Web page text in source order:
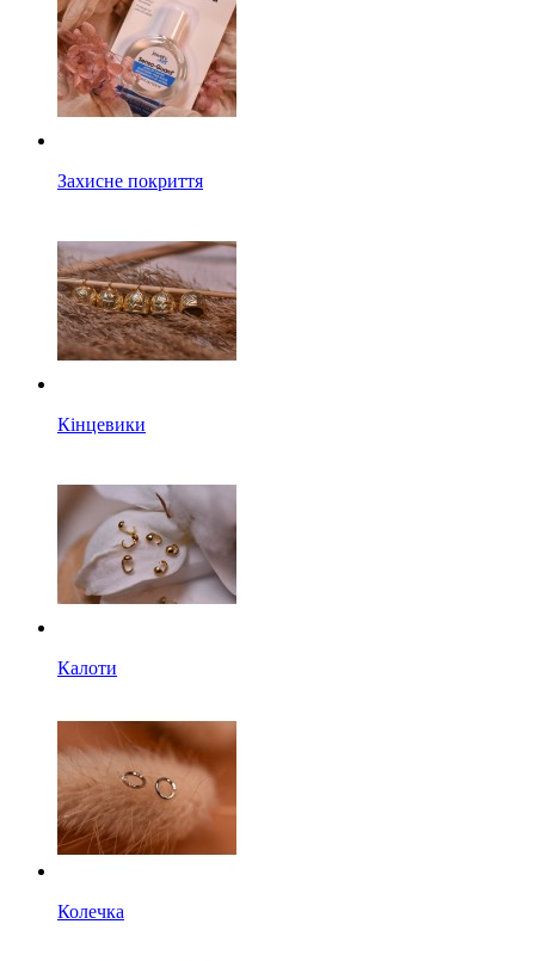
Захисне покриття
Кінцевики
Калоти
Колечка